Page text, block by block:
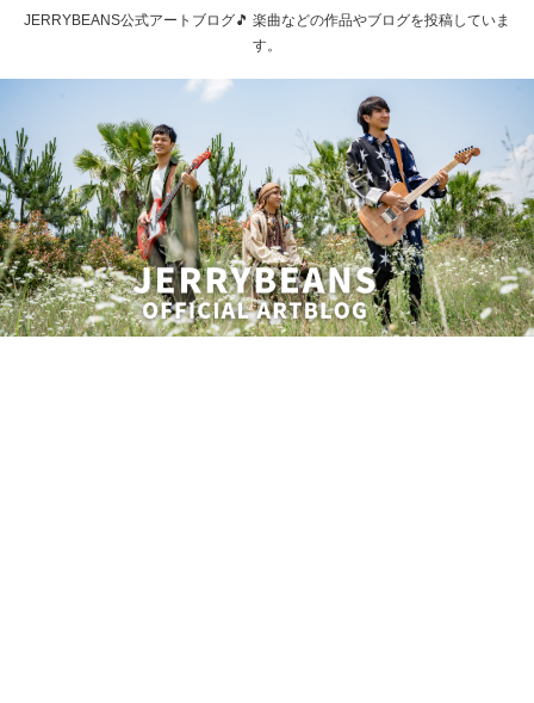
JERRYBEANS公式アートブログ🎵 楽曲などの作品やブログを投稿していま
す。